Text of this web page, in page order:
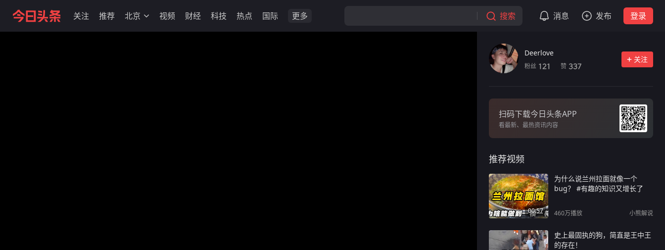
关注 推荐 北京 视频 财经 科技 热点 国际 更多 搜索 消息 发布 登录
Deerlove
粉丝 121 赞 337
关注
扫码下载今日头条APP
看最新、最热资讯内容
推荐视频
00:57
为什么说兰州拉面就像一个
bug？ #有趣的知识又增长了
460万播放 小熊解说
史上最固执的狗，简直是王中王
的存在！